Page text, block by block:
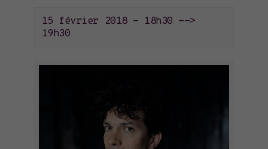
15 février 2018 - 18h30 -->
19h30